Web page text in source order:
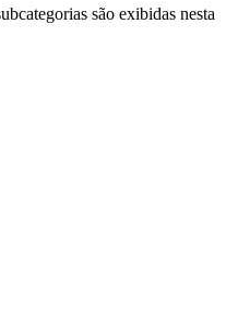
são exibidas nesta